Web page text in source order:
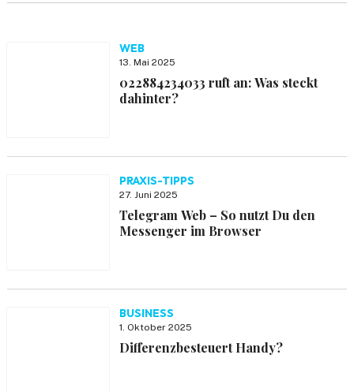
WEB
13. Mai 2025
022884234033 ruft an: Was steckt
dahinter?
PRAXIS-TIPPS
27. Juni 2025
Telegram Web – So nutzt Du den
Messenger im Browser
BUSINESS
1. Oktober 2025
Differenzbesteuert Handy?